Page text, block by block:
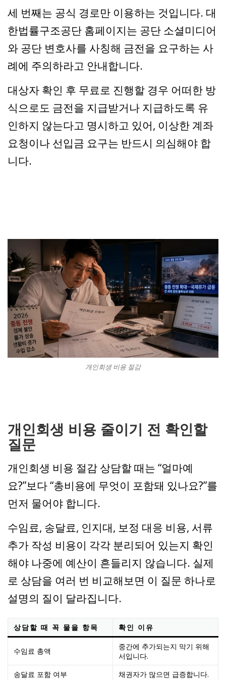
세 번째는 공식 경로만 이용하는 것입니다. 대
한법률구조공단 홈페이지는 공단 소셜미디어
와 공단 변호사를 사칭해 금전을 요구하는 사
례에 주의하라고 안내합니다.
대상자 확인 후 무료로 진행할 경우 어떠한 방
식으로도 금전을 지급받거나 지급하도록 유
인하지 않는다고 명시하고 있어, 이상한 계좌
요청이나 선입금 요구는 반드시 의심해야 합
니다.
개인회생 비용 절감
개인회생 비용 줄이기 전 확인할
질문
개인회생 비용 절감 상담할 때는 “얼마예
요?”보다 “총비용에 무엇이 포함돼 있나요?”를
먼저 물어야 합니다.
수임료, 송달료, 인지대, 보정 대응 비용, 서류
추가 작성 비용이 각각 분리되어 있는지 확인
해야 나중에 예산이 흔들리지 않습니다. 실제
로 상담을 여러 번 비교해보면 이 질문 하나로
설명의 질이 달라집니다.
상담할 때 꼭 물을 항목 확인 이유
수임료 총액
중간에 추가되는지 막기 위해
서입니다.
송달료 포함 여부
채권자가 많으면 급증합니다.